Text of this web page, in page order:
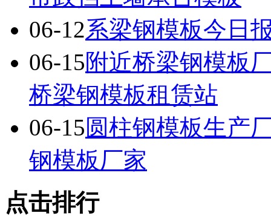
06-12系梁钢模板今日
06-15附近桥梁钢模板
桥梁钢模板租赁站
06-15圆柱钢模板生产
钢模板厂家
点击排行